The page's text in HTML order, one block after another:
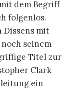
Schlafwandler
Wissen in den
Frage zu
des
Ausbruch.